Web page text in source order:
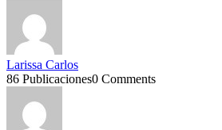
Larissa Carlos
86 Publicaciones0 Comments